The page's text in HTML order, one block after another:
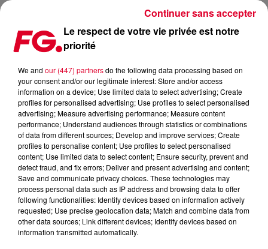
DAVID GUETTA: L'AFTERMOVIE DU STADE DE FRANCE, CETTE
Publié : 23 juin 2026 à 8h29 par Antony HARARI
Le respect de votre vie privée est notre
priorité
We and our (447) partnersdo the following data processing based on
your consent and/or our legitimate interest: Store and/or access
information on a device; Use limited data to select advertising; Create
profiles for personalised advertising; Use profiles to select personalised
advertising; Measure advertising performance; Measure content
performance; Understand audiences through statistics or combinations
of data from different sources; Develop and improve services; Create
profiles to personalise content; Use profiles to select personalised
content; Use limited data to select content; Ensure security, prevent and
detect fraud, and fix errors; Deliver and present advertising and content;
Save and communicate privacy choices. These technologies may
process personal data such as IP address and browsing data to offer
following functionalities: Identify devices based on information actively
requested; Use precise geolocation data; Match and combine data from
other data sources; Link different devices; Identify devices based on
information transmitted automatically.
Continuer sans accepter